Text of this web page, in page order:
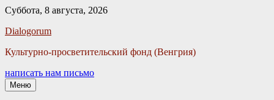
Суббота, 8 августа, 2026
Dialogorum
Культурно-просветительский фонд (Венгрия)
написать нам письмо
Меню